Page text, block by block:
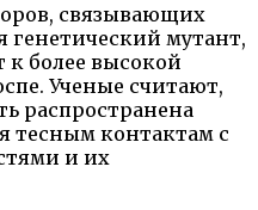
связывающих
генетический мутант,
к более высокой
Ученые считают,
распространена
тесным контактам с
и их